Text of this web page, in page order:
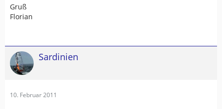
Gruß
Florian
Sardinien
10. Februar 2011